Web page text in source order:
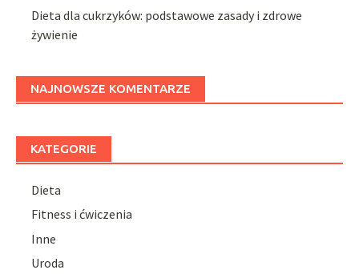
Dieta dla cukrzyków: podstawowe zasady i zdrowe
żywienie
NAJNOWSZE KOMENTARZE
KATEGORIE
Dieta
Fitness i ćwiczenia
Inne
Uroda